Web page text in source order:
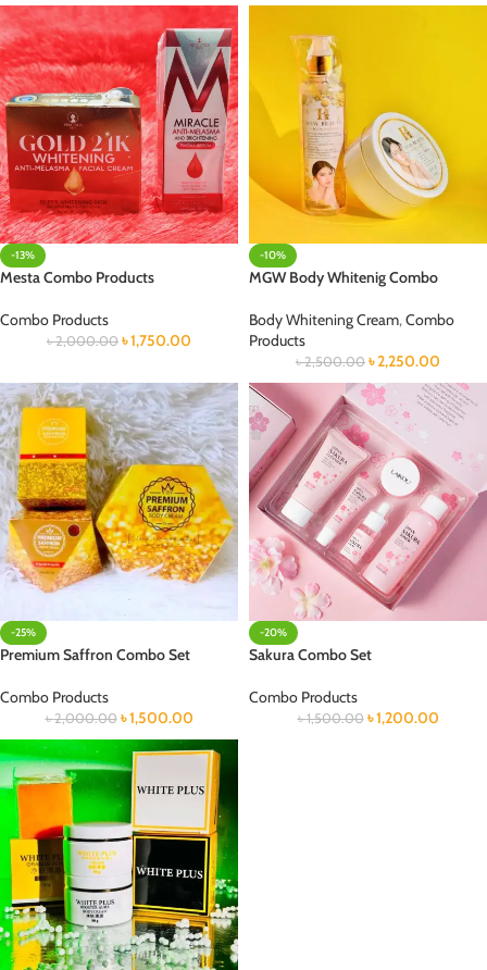
-13%
Mesta Combo Products
Combo Products
৳2,000.00 ৳1,750.00
-10%
MGW Body Whitenig Combo
Body Whitening Cream,Combo
Products
৳2,500.00 ৳2,250.00
-25%
Premium Saffron Combo Set
Combo Products
৳2,000.00 ৳1,500.00
-20%
Sakura Combo Set
Combo Products
৳1,500.00 ৳1,200.00